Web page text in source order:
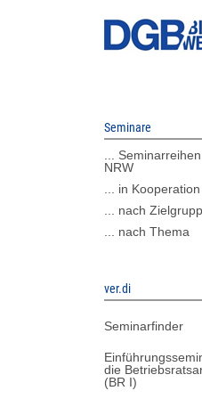
Seminare
...
NRW
... in
... nach
... nach Thema
ver.di
Seminarfinder
die
(BR I)